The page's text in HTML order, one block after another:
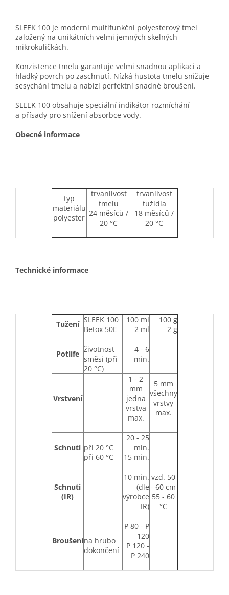
SLEEK 100 je moderní multifunkční polyesterový tmel
založený na unikátních velmi jemných skelných
mikrokuličkách.
Konzistence tmelu garantuje velmi snadnou aplikaci a
hladký povrch po zaschnutí. Nízká hustota tmelu snižuje
sesychání tmelu a nabízí perfektní snadné broušení.
SLEEK 100 obsahuje speciální indikátor rozmíchání
a přísady pro snížení absorbce vody.
Obecné informace
typ
materiálu
polyester
trvanlivost
tmelu
24 měsíců /
20 °C
trvanlivost
tužidla
18 měsíců /
20 °C
Technické informace
Tužení SLEEK 100
Betox 50E
100 ml
2 ml
100 g
2 g
Potlife životnost
směsi (při
20 °C)
4 - 6
min.
Vrstvení
1 - 2
mm
jedna
vrstva
max.
5 mm
všechny
vrstvy
max.
Schnutí při 20 °C
při 60 °C
20 - 25
min.
15 min.
Schnutí
(IR)
10 min.
(dle
výrobce
IR)
vzd. 50
- 60 cm
55 - 60
°C
Broušenína hrubo
dokončení
P 80 - P
120
P 120 -
P 240